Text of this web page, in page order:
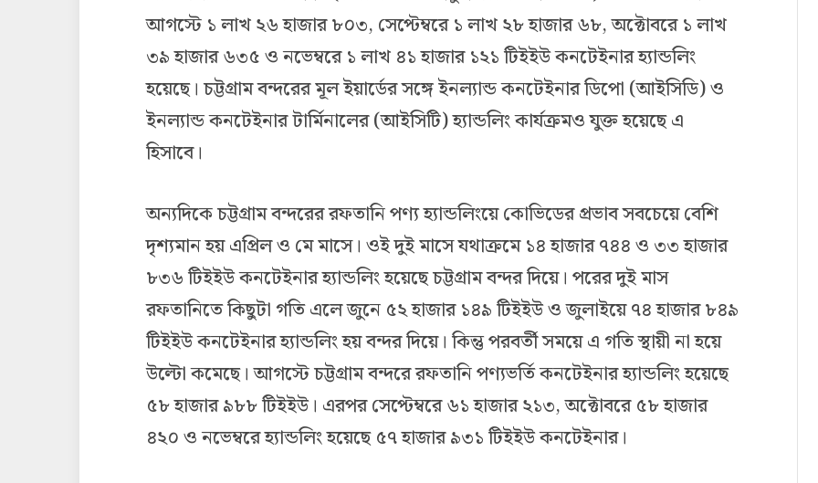
আগস্টে ১ লাখ ২৬ হাজার ৮০৩, সেপ্টেম্বরে ১ লাখ ২৮ হাজার ৬৮, অক্টোবরে ১ লাখ
৩৯ হাজার ৬৩৫ ও নভেম্বরে ১ লাখ ৪১ হাজার ১২১ টিইইউ কনটেইনার হ্যান্ডলিং
হয়েছে। চট্টগ্রাম বন্দরের মূল ইয়ার্ডের সঙ্গে ইনল্যান্ড কনটেইনার ডিপো (আইসিডি) ও
ইনল্যান্ড কনটেইনার টার্মিনালের (আইসিটি) হ্যান্ডলিং কার্যক্রমও যুক্ত হয়েছে এ
হিসাবে।
অন্যদিকে চট্টগ্রাম বন্দরের রফতানি পণ্য হ্যান্ডলিংয়ে কোভিডের প্রভাব সবচেয়ে বেশি
দৃশ্যমান হয় এপ্রিল ও মে মাসে। ওই দুই মাসে যথাক্রমে ১৪ হাজার ৭৪৪ ও ৩৩ হাজার
৮৩৬ টিইইউ কনটেইনার হ্যান্ডলিং হয়েছে চট্টগ্রাম বন্দর দিয়ে। পরের দুই মাস
রফতানিতে কিছুটা গতি এলে জুনে ৫২ হাজার ১৪৯ টিইইউ ও জুলাইয়ে ৭৪ হাজার ৮৪৯
টিইইউ কনটেইনার হ্যান্ডলিং হয় বন্দর দিয়ে। কিন্তু পরবর্তী সময়ে এ গতি স্থায়ী না হয়ে
উল্টো কমেছে। আগস্টে চট্টগ্রাম বন্দরে রফতানি পণ্যভর্তি কনটেইনার হ্যান্ডলিং হয়েছে
৫৮ হাজার ৯৮৮ টিইইউ। এরপর সেপ্টেম্বরে ৬১ হাজার ২১৩, অক্টোবরে ৫৮ হাজার
৪২০ ও নভেম্বরে হ্যান্ডলিং হয়েছে ৫৭ হাজার ৯৩১ টিইইউ কনটেইনার।